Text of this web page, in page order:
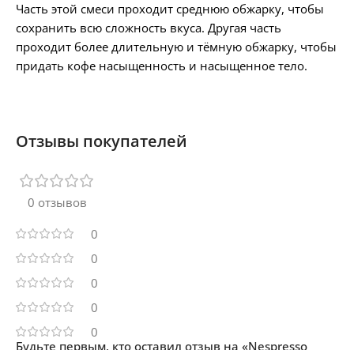
Часть этой смеси проходит среднюю обжарку, чтобы
сохранить всю сложность вкуса. Другая часть
проходит более длительную и тёмную обжарку, чтобы
придать кофе насыщенность и насыщенное тело.
Отзывы покупателей
0 отзывов
0
0
0
0
0
Будьте первым, кто оставил отзыв на «Nespresso